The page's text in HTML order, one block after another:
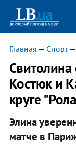
Главная — Спорт—
Костюк и
круге
Элина
матче в